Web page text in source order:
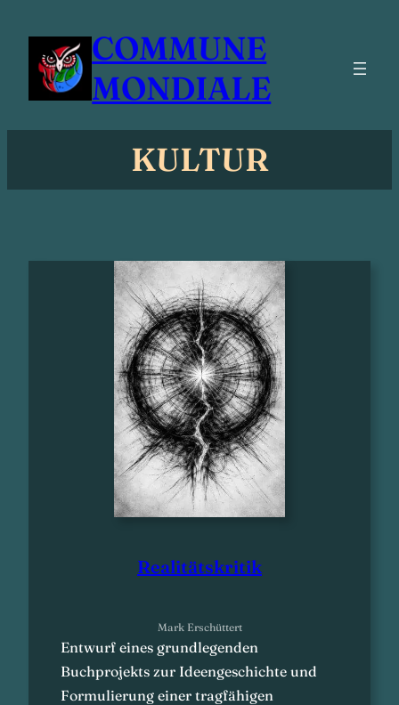
Inhalt
springen
COMMUNE
MONDIALE
KULTUR
Realitätskritik
Mark Erschüttert
Entwurf eines grundlegenden
Buchprojekts zur Ideengeschichte und
Formulierung einer tragfähigen